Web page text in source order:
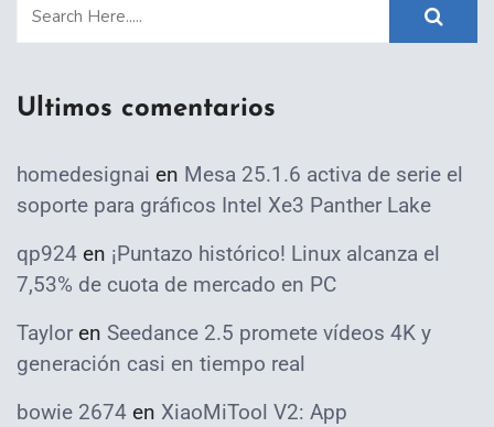
Ultimos comentarios
homedesignai en Mesa 25.1.6 activa de serie el
soporte para gráficos Intel Xe3 Panther Lake
qp924 en ¡Puntazo histórico! Linux alcanza el
7,53% de cuota de mercado en PC
Taylor en Seedance 2.5 promete vídeos 4K y
generación casi en tiempo real
bowie 2674 en XiaoMiTool V2: App